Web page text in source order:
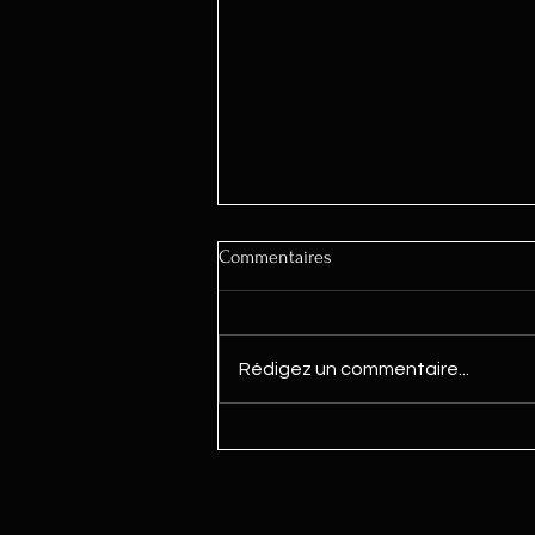
Commentaires
Rédigez un commentaire...